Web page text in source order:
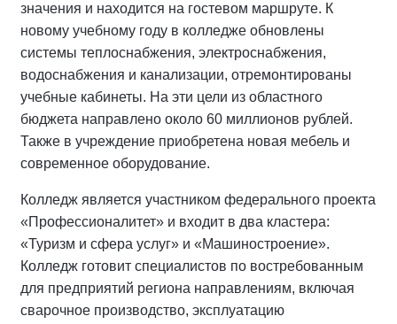
значения и находится на гостевом маршруте. К
новому учебному году в колледже обновлены
системы теплоснабжения, электроснабжения,
водоснабжения и канализации, отремонтированы
учебные кабинеты. На эти цели из областного
бюджета направлено около 60 миллионов рублей.
Также в учреждение приобретена новая мебель и
современное оборудование.
Колледж является участником федерального проекта
«Профессионалитет» и входит в два кластера:
«Туризм и сфера услуг» и «Машиностроение».
Колледж готовит специалистов по востребованным
для предприятий региона направлениям, включая
сварочное производство, эксплуатацию